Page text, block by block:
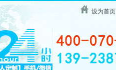
设为首页